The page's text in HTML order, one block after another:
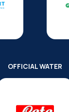
OFFICIAL WATER